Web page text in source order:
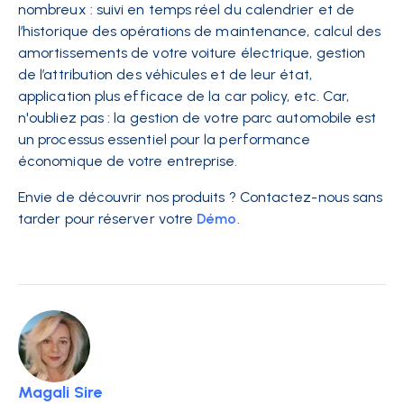
nombreux : suivi en temps réel du calendrier et de
l’historique des opérations de maintenance, calcul des
amortissements de votre voiture électrique, gestion
de l’attribution des véhicules et de leur état,
application plus efficace de la car policy, etc. Car,
n'oubliez pas : la gestion de votre parc automobile est
un processus essentiel pour la performance
économique de votre entreprise.
Envie de découvrir nos produits ? Contactez-nous sans
tarder pour réserver votre Démo.
Magali Sire